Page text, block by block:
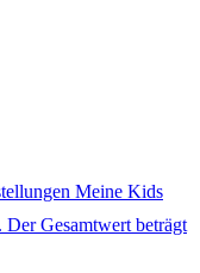
Meine Kids
Gesamtwert beträgt